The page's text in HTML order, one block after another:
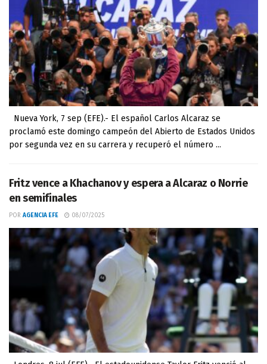
Nueva York, 7 sep (EFE).- El español Carlos Alcaraz se
proclamó este domingo campeón del Abierto de Estados Unidos
por segunda vez en su carrera y recuperó el número ...
Fritz vence a Khachanov y espera a Alcaraz o Norrie
en semifinales
POR AGENCIA EFE 08/07/2025